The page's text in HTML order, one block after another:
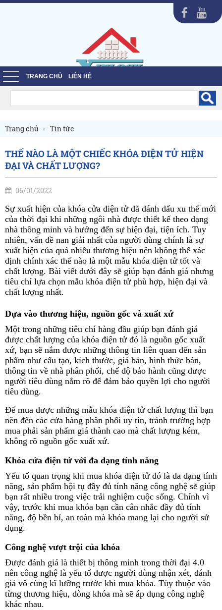
TRANG CHỦ LIÊN HỆ
Trang chủ Tin tức
THẾ NÀO LÀ MỘT CHIẾC KHÓA ĐIỆN TỬ HIỆN
ĐẠI VÀ CHẤT LƯỢNG?
06/01/2022
Sự xuất hiện của khóa cửa điện tử đã đánh dấu xu thế mới
của thời đại khi những ngôi nhà được thiết kế theo dạng
nhà thông minh và hướng đến sự hiện đại, tiện ích. Tuy
nhiên, vấn đề nan giải nhất của người dùng chính là sự
xuất hiện của quá nhiều thương hiệu nên không thể xác
định chính xác thế nào là một mẫu khóa điện tử tốt và
chất lượng. Bài viết dưới đây sẽ giúp bạn đánh giá nhưng
tiêu chí lựa chọn mẫu khóa điện tử phù hợp, hiện đại và
chất lượng nhất.
Dựa vào thương hiệu, nguồn gốc và xuất xứ
Một trong những tiêu chí hàng đầu giúp bạn đánh giá
được chất lượng của khóa điện tử đó là nguồn gốc xuất
xứ, bạn sẽ nắm được những thông tin liên quan đến sản
phẩm như cấu tạo, kích thước, giá bán, hình thức bán,
thông tin về nhà phân phối, chế độ bảo hành cũng được
người tiêu dùng nắm rõ để đảm bảo quyền lợi cho người
tiêu dùng.
Để mua được những mẫu khóa điện tử chất lượng thì bạn
nên đến các cửa hàng phân phối uy tín, tránh trường hợp
mua phải sản phẩm giá thành cao mà chất lượng kém,
không rõ nguồn gốc xuất xứ.
Khóa cửa điện tử với đa dạng tính năng
Yếu tố quan trọng khi mua khóa điện tử đó là đa dạng tính
năng, sản phẩm hội tụ đầy đủ tính năng công nghệ sẽ giúp
bạn rất nhiều trong việc trải nghiệm cuộc sống. Chính vì
vậy, trước khi mua khóa bạn cần cân nhắc đầy đủ tính
năng, độ bền bỉ, an toàn mà khóa mang lại cho người sử
dụng.
Công nghệ vượt trội của khóa
Được đánh giá là thiết bị thông minh trong thời đại 4.0
nên công nghệ là yếu tố được người dùng nhận xét, đánh
giá vô cùng kĩ lưỡng trước khi mua khóa. Tùy thuộc vào
từng thương hiệu, dòng khóa mà sẽ áp dụng công nghệ
khác nhau.